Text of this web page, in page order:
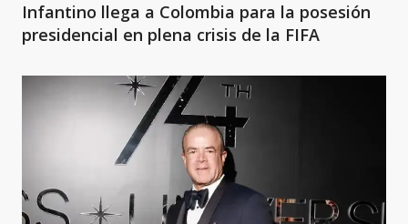
Infantino llega a Colombia para la posesión
presidencial en plena crisis de la FIFA